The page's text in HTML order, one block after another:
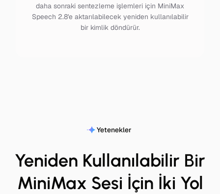
daha sonraki sentezleme işlemleri için MiniMax
Speech 2.8'e aktarılabilecek yeniden kullanılabilir
bir kimlik döndürür.
Yetenekler
Yeniden Kullanılabilir Bir
MiniMax Sesi İçin İki Yol